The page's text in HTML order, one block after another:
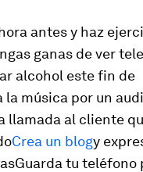
antes y haz
ganas de ver
alcohol este fin de
la música por un
llamada al cliente
Crea un blogy
tu teléfono